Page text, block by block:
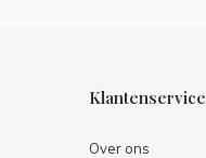
Klantenservice
Over ons